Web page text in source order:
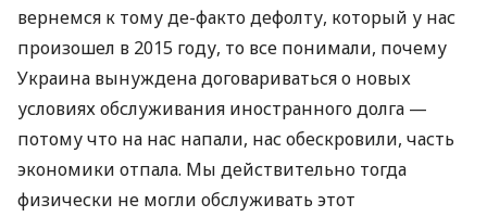
вернемся к тому де-факто дефолту, который у нас
произошел в 2015 году, то все понимали, почему
Украина вынуждена договариваться о новых
условиях обслуживания иностранного долга —
потому что на нас напали, нас обескровили, часть
экономики отпала. Мы действительно тогда
физически не могли обслуживать этот